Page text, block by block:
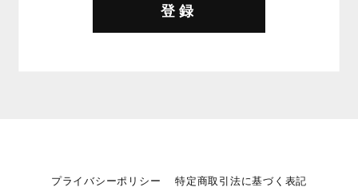
登録
プライバシーポリシー 特定商取引法に基づく表記